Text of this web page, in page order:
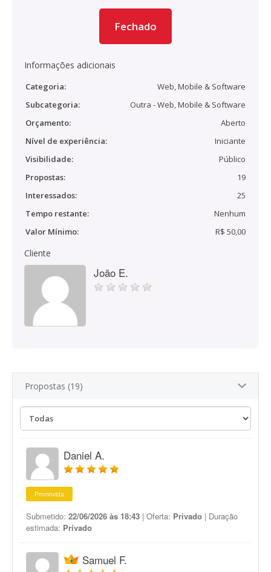
Fechado
Informações adicionais
Categoria:
Web, Mobile & Software
Subcategoria:
Outra - Web, Mobile & Software
Orçamento:
Aberto
Nível de experiência:
Iniciante
Visibilidade:
Público
Propostas:
19
Interessados:
25
Tempo restante:
Nenhum
Valor Mínimo:
R$ 50,00
Cliente
João E.
Propostas (19)
Daniel A.
Promovida
Submetido: 22/06/2026 às 18:43 | Oferta: Privado | Duração
estimada: Privado
Samuel F.